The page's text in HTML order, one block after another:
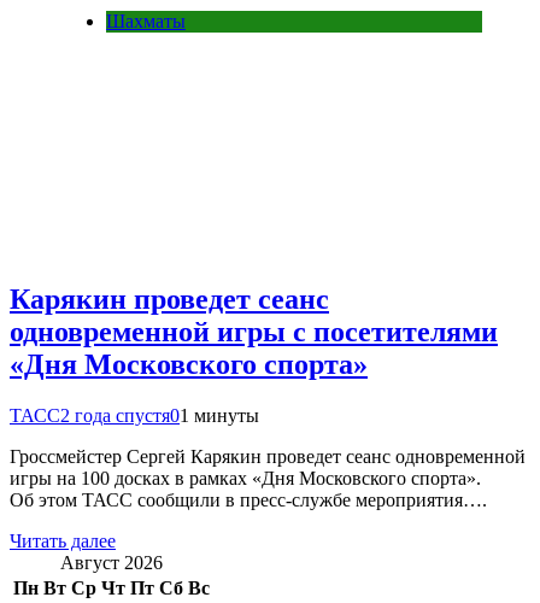
Шахматы
Карякин проведет сеанс
одновременной игры с посетителями
«Дня Московского спорта»
ТАСС2 года спустя01 минуты
Гроссмейстер Сергей Карякин проведет сеанс одновременной
игры на 100 досках в рамках «Дня Московского спорта».
Об этом ТАСС сообщили в пресс-службе мероприятия….
Читать далее
Август 2026
Пн Вт Ср Чт Пт Сб Вс